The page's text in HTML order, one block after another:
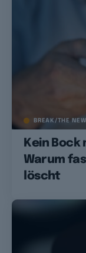
BREAK/THE
Kein
Warum
löscht